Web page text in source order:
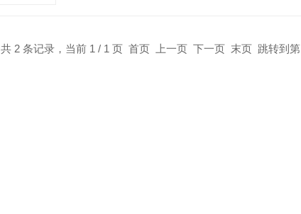
共 2 条记录，当前 1 / 1 页 首页 上一页 下一页 末页 跳转到第